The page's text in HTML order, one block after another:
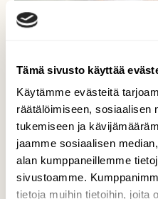
Tämä sivusto käyttää
Käytämme evästeitä
räätälöimiseen, sosiaalisen
tukemiseen ja
jaamme sosiaalisen
alan kumppaneillemme
sivustoamme.
tietoja muihin tietoihin, joita